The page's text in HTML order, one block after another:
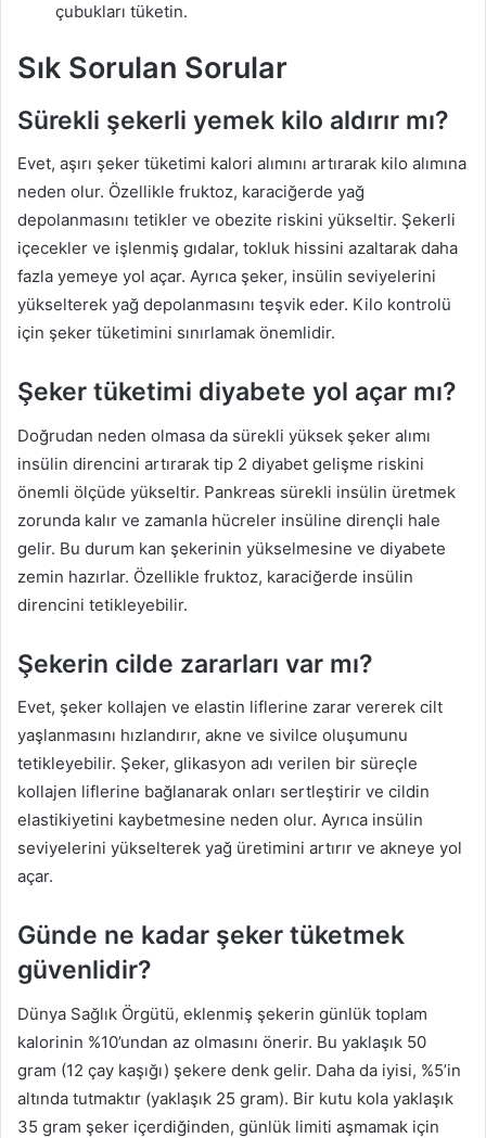
çubukları tüketin.
Sık Sorulan Sorular
Sürekli şekerli yemek kilo aldırır mı?
Evet, aşırı şeker tüketimi kalori alımını artırarak kilo alımına
neden olur. Özellikle fruktoz, karaciğerde yağ
depolanmasını tetikler ve obezite riskini yükseltir. Şekerli
içecekler ve işlenmiş gıdalar, tokluk hissini azaltarak daha
fazla yemeye yol açar. Ayrıca şeker, insülin seviyelerini
yükselterek yağ depolanmasını teşvik eder. Kilo kontrolü
için şeker tüketimini sınırlamak önemlidir.
Şeker tüketimi diyabete yol açar mı?
Doğrudan neden olmasa da sürekli yüksek şeker alımı
insülin direncini artırarak tip 2 diyabet gelişme riskini
önemli ölçüde yükseltir. Pankreas sürekli insülin üretmek
zorunda kalır ve zamanla hücreler insüline dirençli hale
gelir. Bu durum kan şekerinin yükselmesine ve diyabete
zemin hazırlar. Özellikle fruktoz, karaciğerde insülin
direncini tetikleyebilir.
Şekerin cilde zararları var mı?
Evet, şeker kollajen ve elastin liflerine zarar vererek cilt
yaşlanmasını hızlandırır, akne ve sivilce oluşumunu
tetikleyebilir. Şeker, glikasyon adı verilen bir süreçle
kollajen liflerine bağlanarak onları sertleştirir ve cildin
elastikiyetini kaybetmesine neden olur. Ayrıca insülin
seviyelerini yükselterek yağ üretimini artırır ve akneye yol
açar.
Günde ne kadar şeker tüketmek
güvenlidir?
Dünya Sağlık Örgütü, eklenmiş şekerin günlük toplam
kalorinin %10’undan az olmasını önerir. Bu yaklaşık 50
gram (12 çay kaşığı) şekere denk gelir. Daha da iyisi, %5’in
altında tutmaktır (yaklaşık 25 gram). Bir kutu kola yaklaşık
35 gram şeker içerdiğinden, günlük limiti aşmamak için